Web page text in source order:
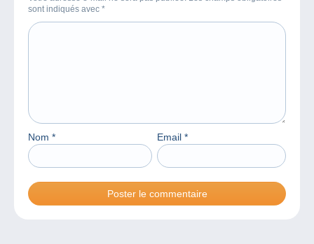
sont indiqués avec *
Nom * Email *